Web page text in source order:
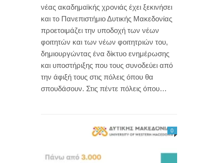
νέας ακαδημαϊκής χρονιάς έχει ξεκινήσει
και το Πανεπιστήμιο Δυτικής Μακεδονίας
προετοιμάζει την υποδοχή των νέων
φοιτητών και των νέων φοιτητριών του,
δημιουργώντας ένα δίκτυο ενημέρωσης
και υποστήριξης που τους συνοδεύει από
την άφιξή τους στις πόλεις όπου θα
σπουδάσουν. Στις πέντε πόλεις όπου…
0